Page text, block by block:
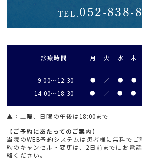
TEL. 052-838-
診療時間 月 火 水 木
9:00～12:30 ● ／ ● ●
14:00～18:30 ● ／ ● ●
▲ ：土曜、日曜の午後は18:00まで
【ご予約にあたってのご案内】
当院のWEB予約システムは患者様に無料で
約のキャンセル・変更は、2日前までにお電
絡ください。